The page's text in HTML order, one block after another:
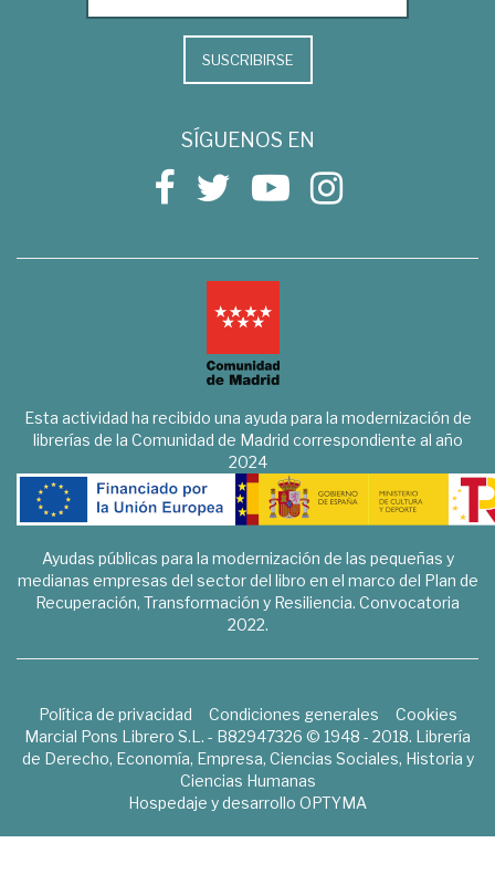
SUSCRIBIRSE
SÍGUENOS EN
Esta actividad ha recibido una ayuda para la modernización de
librerías de la Comunidad de Madrid correspondiente al año
2024
Ayudas públicas para la modernización de las pequeñas y
medianas empresas del sector del libro en el marco del Plan de
Recuperación, Transformación y Resiliencia. Convocatoria
2022.
Política de privacidad Condiciones generales
Cookies
Marcial Pons Librero S.L. - B82947326 © 1948 - 2018. Librería
de Derecho, Economía, Empresa, Ciencias Sociales, Historia y
Ciencias Humanas
Hospedaje y desarrollo OPTYMA